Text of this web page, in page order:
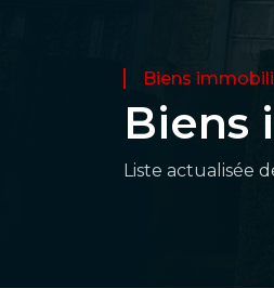
Biens
Biens
Liste actualisée